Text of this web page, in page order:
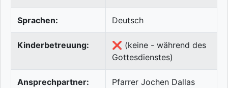
Sprachen: Deutsch
Kinderbetreuung:
❌ (keine - während des
Gottesdienstes)
Ansprechpartner: Pfarrer Jochen Dallas